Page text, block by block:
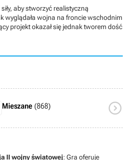
aby stworzyć realistyczną
wyglądała wojna na froncie wschodnim
projekt okazał się jednak tworem dość
Mieszane (868) 
II wojny światowej: Gra oferuje